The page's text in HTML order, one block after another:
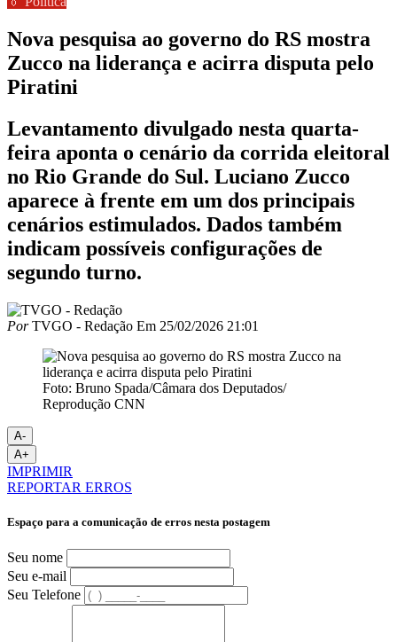
Nova pesquisa ao governo do RS mostra
Zucco na liderança e acirra disputa pelo
Piratini
Levantamento divulgado nesta quarta-
feira aponta o cenário da corrida eleitoral
no Rio Grande do Sul. Luciano Zucco
aparece à frente em um dos principais
cenários estimulados. Dados também
indicam possíveis configurações de
segundo turno.
PorTVGO - Redação Em 25/02/2026 21:01
Foto: Bruno Spada/Câmara dos Deputados/
Reprodução CNN
A-
A+
IMPRIMIR
REPORTAR ERROS
Espaço para a comunicação de erros nesta postagem
Seu nome
Seu e-mail
Seu Telefone